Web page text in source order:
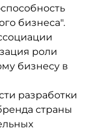
бизнеса".
роли
бизнесу в
разработки
страны